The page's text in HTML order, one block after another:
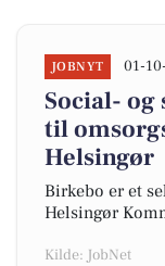
JOBNYT 01-
Social- og
til
Helsingør
Birkebo er et
Helsingør
Kilde: JobNet